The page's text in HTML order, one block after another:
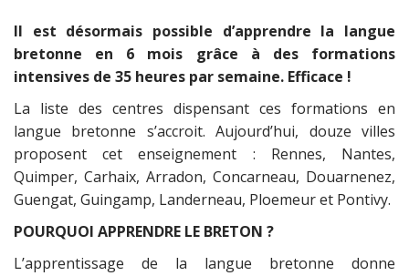
Il est désormais possible d’apprendre la langue
bretonne en 6 mois grâce à des formations
intensives de 35 heures par semaine. Efficace !
La liste des centres dispensant ces formations en
langue bretonne s’accroit. Aujourd’hui, douze villes
proposent cet enseignement : Rennes, Nantes,
Quimper, Carhaix, Arradon, Concarneau, Douarnenez,
Guengat, Guingamp, Landerneau, Ploemeur et Pontivy.
POURQUOI APPRENDRE LE BRETON ?
L’apprentissage de la langue bretonne donne